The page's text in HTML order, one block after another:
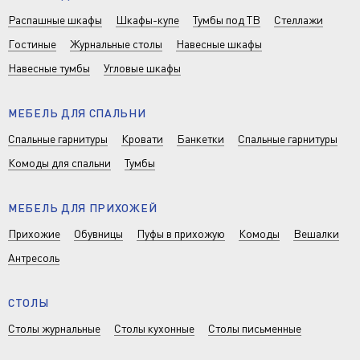
Распашные шкафы
Шкафы-купе Тумбы под ТВ
Стеллажи
Гостиные
Журнальные столы
Навесные шкафы
Навесные тумбы
Угловые шкафы
МЕБЕЛЬ ДЛЯ СПАЛЬНИ
Спальные гарнитуры
Кровати Банкетки
Спальные гарнитуры
Комоды для спальни
Тумбы
МЕБЕЛЬ ДЛЯ ПРИХОЖЕЙ
Прихожие
Обувницы Пуфы в прихожую Комоды
Вешалки
Антресоль
СТОЛЫ
Столы журнальные
Столы кухонные Столы письменные